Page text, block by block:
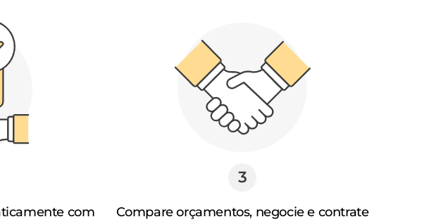
com
Compare orçamentos, negocie e contrate